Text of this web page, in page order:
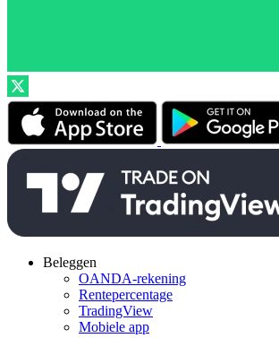
Beleggen
OANDA-rekening
Rentepercentage
TradingView
Mobiele app